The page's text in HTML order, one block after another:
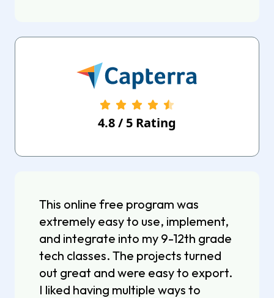
4.8/ 5 Rating
This online free program was
extremely easy to use, implement,
and integrate into my 9-12th grade
tech classes. The projects turned
out great and were easy to export.
I liked having multiple ways to